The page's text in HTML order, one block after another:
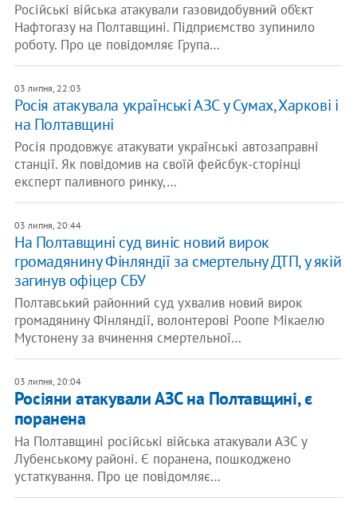
Російські війська атакували газовидобувний об’єкт
Нафтогазу на Полтавщині. Підприємство зупинило
роботу. Про це повідомляє Група…
03 липня, 22:03
Росія атакувала українські АЗС у Сумах, Харкові і
на Полтавщині
Росія продовжує атакувати українські автозаправні
станції. Як повідомив на своїй фейсбук-сторінці
експерт паливного ринку,…
03 липня, 20:44
На Полтавщині суд виніс новий вирок
громадянину Фінляндії за смертельну ДТП, у якій
загинув офіцер СБУ
Полтавський районний суд ухвалив новий вирок
громадянину Фінляндії, волонтерові Роопе Мікаелю
Мустонену за вчинення смертельної…
03 липня, 20:04
Росіяни атакували АЗС на Полтавщині, є
поранена
На Полтавщині російські війська атакували АЗС у
Лубенському районі. Є поранена, пошкоджено
устаткування. Про це повідомляє…